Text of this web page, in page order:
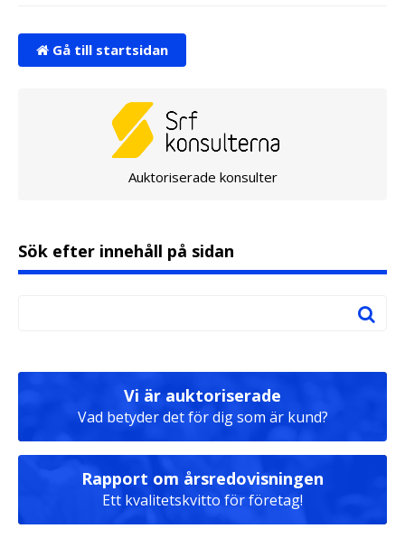
Gå till startsidan
Auktoriserade konsulter
Sök efter innehåll på sidan
Vi är auktoriserade
Vad betyder det för dig som är kund?
Rapport om årsredovisningen
Ett kvalitetskvitto för företag!